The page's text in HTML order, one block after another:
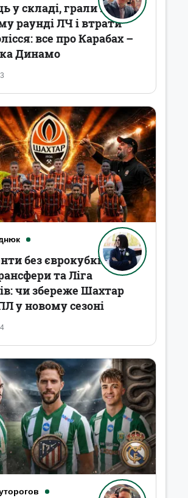
у складі, грали в
раунді ЛЧ і втрати
все про Карабах –
Динамо
без єврокубків,
та Ліга
чи збереже Шахтар
у новому сезоні